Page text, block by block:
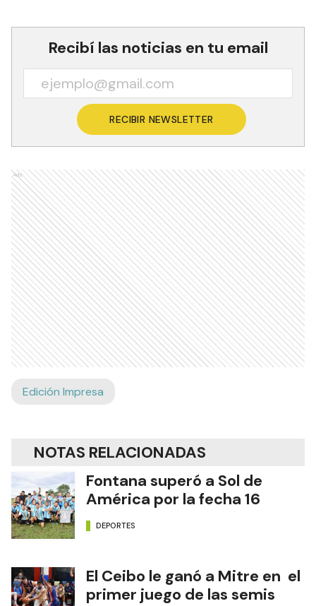
Recibí las noticias en tu email
RECIBIR NEWSLETTER
Ads
Edición Impresa
NOTAS RELACIONADAS
Fontana superó a Sol de
América por la fecha 16
DEPORTES
El Ceibo le ganó a Mitre en el
primer juego de las semis